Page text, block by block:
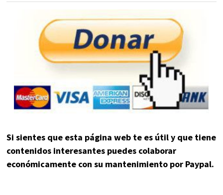
Si sientes que esta página web te es útil y que tiene
contenidos interesantes puedes colaborar
económicamente con su mantenimiento por Paypal.